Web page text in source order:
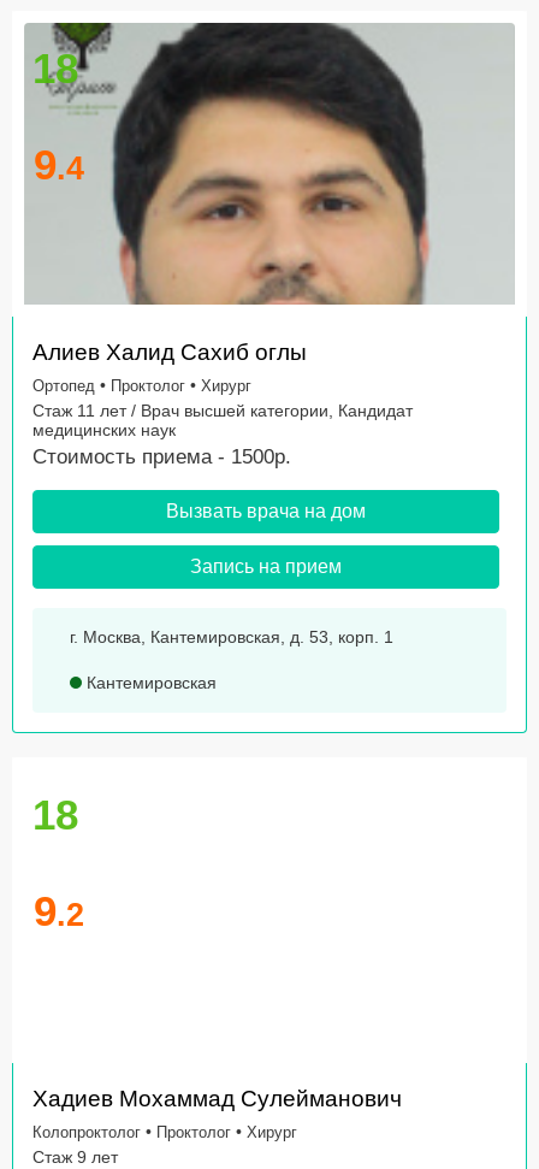
18
9.4
Алиев Халид Сахиб оглы
Ортопед • Проктолог • Хирург
Стаж 11 лет / Врач высшей категории, Кандидат
медицинских наук
Стоимость приема - 1500р.
Вызвать врача на дом
Запись на прием
г. Москва, Кантемировская, д. 53, корп. 1
Кантемировская
18
9.2
Хадиев Мохаммад Сулейманович
Колопроктолог • Проктолог • Хирург
Стаж 9 лет